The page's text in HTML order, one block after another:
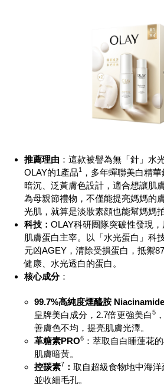
推薦理由 ：這款被譽為無「針」水
OLAY的1產品1
，多年蟬聯美白精
暗沉、泛黃膚色設計，適合想讓肌
為母親節禮物，不僅能提亮媽媽的
光肌，就算是淡妝素顔也能幫媽媽
科技：OLAY科研團隊突破性發現
肌膚蛋白主宰。以「水光蛋白」科
元凶AGEY，清除受損蛋白，抵禦
健康、水光透白的蛋白。
核心成分：
99.7%高純度煙醯胺
皇牌美白成分，2.7倍更強美白5
善膚色不均，提亮肌膚光澤。
革糖素PRO6：萃取自白睡蓮花
肌膚暗黃。
控羰素7 ： 取自超級食物地中海洋
並收細毛孔。